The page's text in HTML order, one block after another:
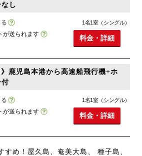
し
が送られます
1名1室（シングル）
料金・詳細
》鹿児島本港から高速船飛行機+ホ
付
が送られます
1名1室（シングル）
料金・詳細
すめ！屋久島、奄美大島、 種子島、